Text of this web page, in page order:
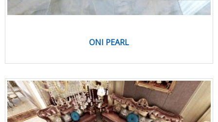
ONI PEARL